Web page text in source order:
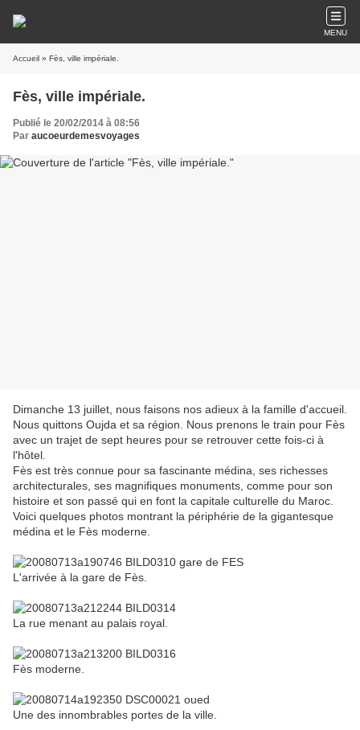
MENU
Accueil » Fès, ville impériale.
Fès, ville impériale.
Publié le 20/02/2014 à 08:56
Par aucoeurdemesvoyages
Dimanche 13 juillet, nous faisons nos adieux à la famille d'accueil.
Nous quittons Oujda et sa région. Nous prenons le train pour Fès
avec un trajet de sept heures pour se retrouver cette fois-ci à
l'hôtel.
Fès est très connue pour sa fascinante médina, ses richesses
architecturales, ses magnifiques monuments, comme pour son
histoire et son passé qui en font la capitale culturelle du Maroc.
Voici quelques photos montrant la périphérie de la gigantesque
médina et le Fès moderne.
L'arrivée à la gare de Fès.
La rue menant au palais royal.
Fès moderne.
Une des innombrables portes de la ville.